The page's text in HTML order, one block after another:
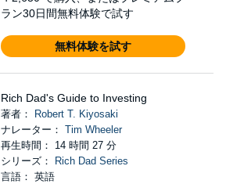
ラン30日間無料体験で試す
無料体験を試す
Rich Dad's Guide to Investing
著者：
Robert T. Kiyosaki
ナレーター： Tim Wheeler
再生時間： 14 時間 27 分
シリーズ：
Rich Dad Series
言語： 英語